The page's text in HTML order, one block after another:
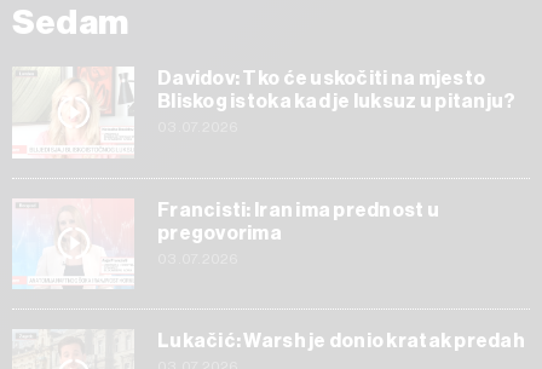
Sedam
Davidov: Tko će uskočiti na mjesto
Bliskog istoka kad je luksuz u pitanju?
Francisti: Iran ima prednost u
pregovorima
Lukačić: Warsh je donio kratak predah